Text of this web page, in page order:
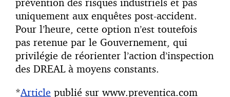
uniquement aux enquêtes post-accident.
Pour l’heure, cette option n’est toutefois
pas retenue par le Gouvernement, qui
privilégie de réorienter l’action d’inspection
des DREAL à moyens constants.
*Article publié sur www.preventica.com